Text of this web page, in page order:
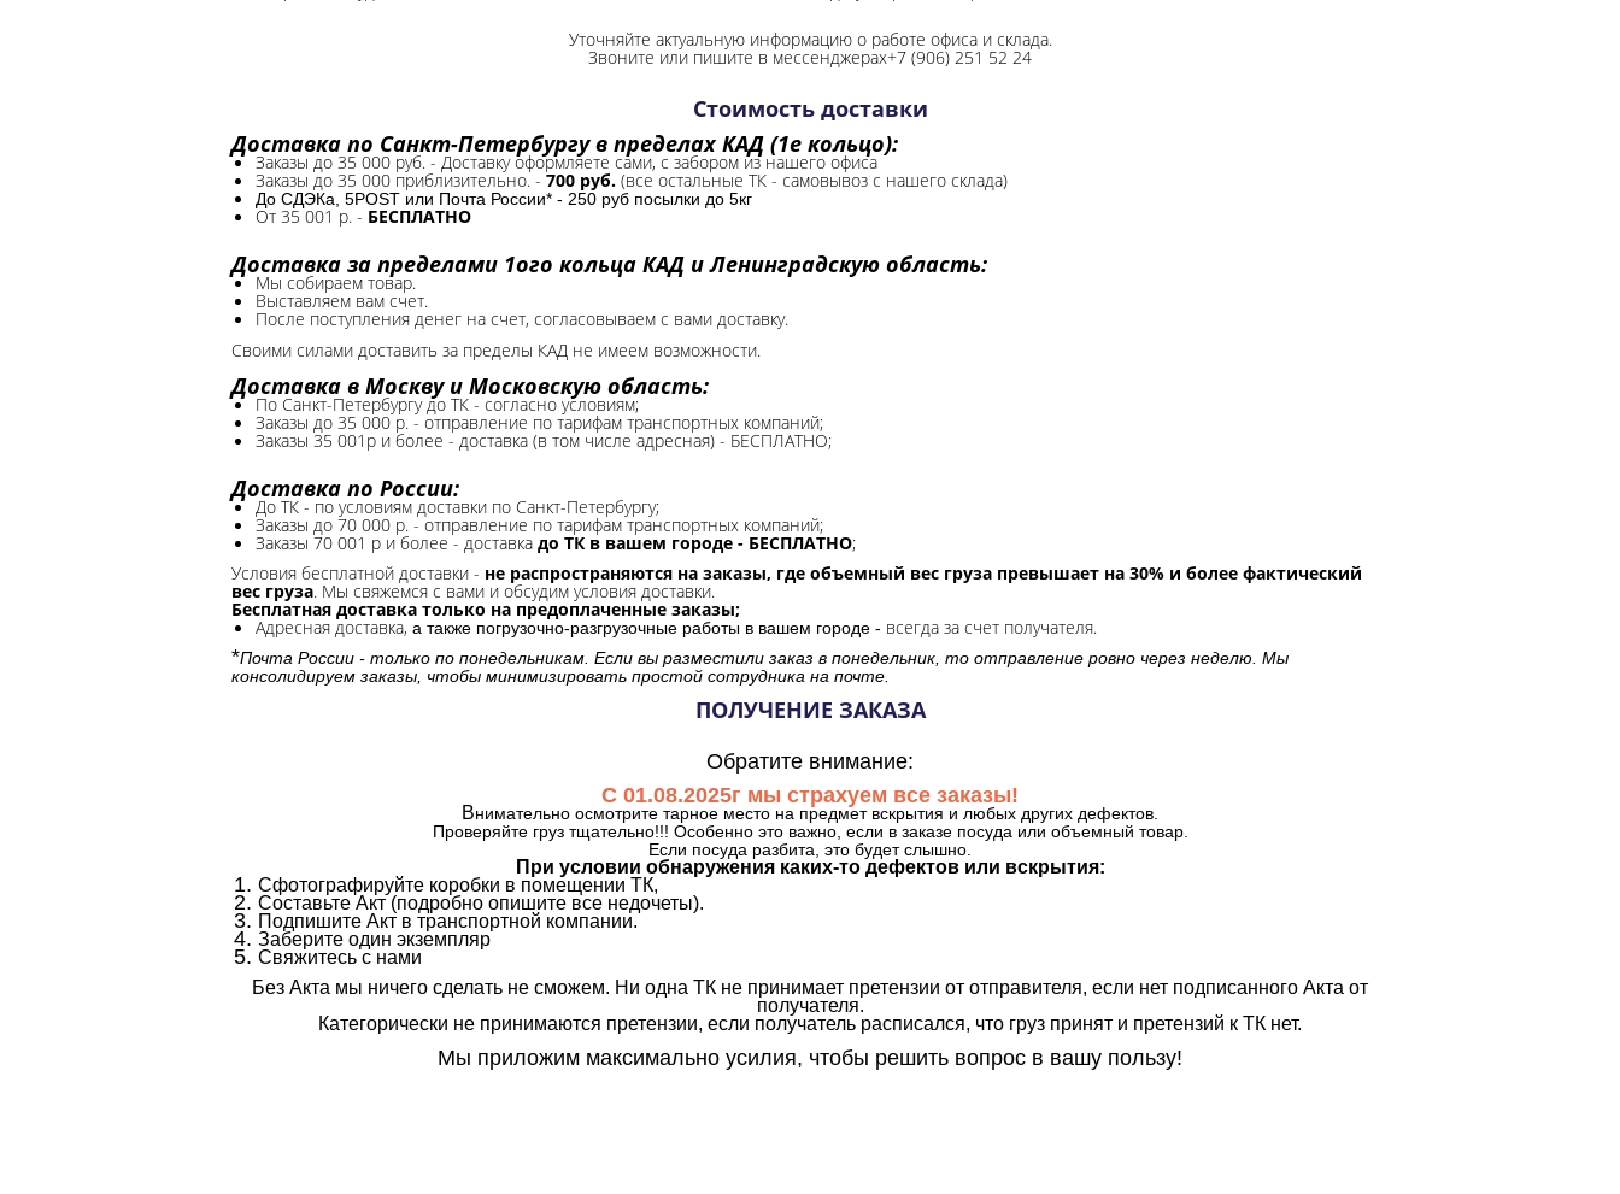
Уточняйте актуальную информацию о работе офиса и склада.
Звоните или пишите в мессенджерах+7 (906) 251 52 24
Стоимость доставки
Доставка по Санкт-Петербургу в пределах КАД (1е кольцо):
Заказы до 35 000 руб. - Доставку оформляете сами, с забором из нашего офиса
Заказы до 35 000 приблизительно. - 700 руб. (все остальные ТК - самовывоз с нашего склада)
До СДЭКа, 5POST или Почта России* - 250 руб посылки до 5кг
От 35 001 р. - БЕСПЛАТНО
Доставка за пределами 1ого кольца КАД и Ленинградскую область:
Мы собираем товар.
Выставляем вам счет.
После поступления денег на счет, согласовываем с вами доставку.
Своими силами доставить за пределы КАД не имеем возможности.​
Доставка в Москву и Московскую область:
По Санкт-Петербургу до ТК - согласно условиям;
Заказы до 35 000 р. - отправление по тарифам транспортных компаний;
Заказы 35 001р и более - доставка (в том числе адресная) - БЕСПЛАТНО;
Доставка по России:
До ТК - по условиям доставки по Санкт-Петербургу;
Заказы до 70 000 р. - отправление по тарифам транспортных компаний;
Заказы 70 001 р и более - доставка до ТК в вашем городе - БЕСПЛАТНО;
Условия бесплатной доставки - не распространяются на заказы, где объемный вес груза превышает на 30% и более фактический
вес груза. Мы свяжемся с вами и обсудим условия доставки.
Бесплатная доставка только на предоплаченные заказы;
Адресная доставка, а также погрузочно-разгрузочные работы в вашем городе - всегда за счет получателя.
*Почта России - только по понедельникам. Если вы разместили заказ в понедельник, то отправление ровно через неделю. Мы
консолидируем заказы, чтобы минимизировать простой сотрудника на почте.
ПОЛУЧЕНИЕ ЗАКАЗА
Обратите внимание:
С 01.08.2025г мы страхуем все заказы!
Внимательно осмотрите тарное место на предмет вскрытия и любых других дефектов.
Проверяйте груз тщательно!!! Особенно это важно, если в заказе посуда или объемный товар.
Если посуда разбита, это будет слышно.
При условии обнаружения каких-то дефектов или вскрытия:
Сфотографируйте коробки в помещении ТК,
Составьте Акт (подробно опишите все недочеты).
Подпишите Акт в транспортной компании.
Заберите один экземпляр
Свяжитесь с нами
Без Акта мы ничего сделать не сможем. Ни одна ТК не принимает претензии от отправителя, если нет подписанного Акта от
получателя.
Категорически не принимаются претензии, если получатель расписался, что груз принят и претензий к ТК нет.
Мы приложим максимально усилия, чтобы решить вопрос в вашу пользу!